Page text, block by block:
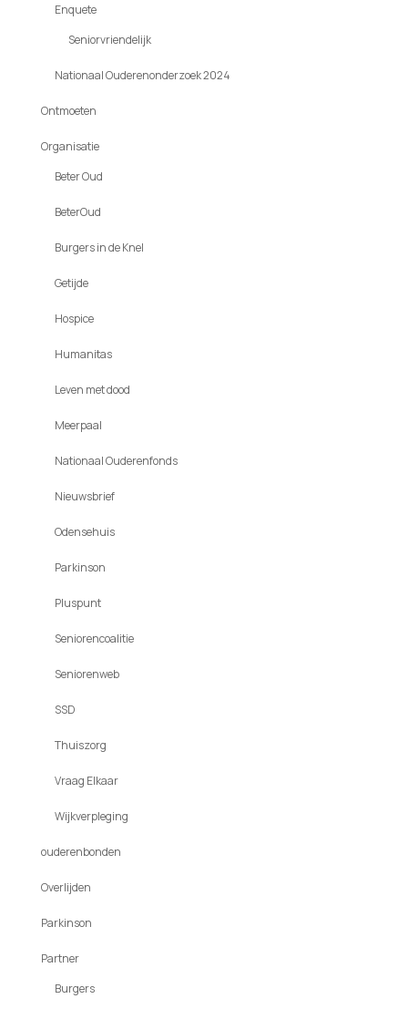
Enquete
Seniorvriendelijk
Nationaal Ouderenonderzoek 2024
Ontmoeten
Organisatie
Beter Oud
BeterOud
Burgers in de Knel
Getijde
Hospice
Humanitas
Leven met dood
Meerpaal
Nationaal Ouderenfonds
Nieuwsbrief
Odensehuis
Parkinson
Pluspunt
Seniorencoalitie
Seniorenweb
SSD
Thuiszorg
Vraag Elkaar
Wijkverpleging
ouderenbonden
Overlijden
Parkinson
Partner
Burgers